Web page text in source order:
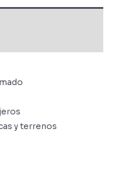
y terrenos